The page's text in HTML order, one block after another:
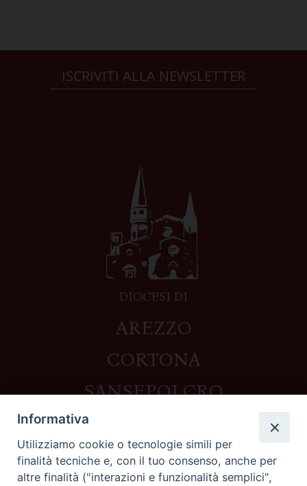
ISCRIVITI ALLA NEWSLETTER
DIOCESI DI
AREZZO
CORTONA
SANSEPOLCRO
Contatti
Piazza del Duomo,1 - 52100 Arezzo
Informativa
Utilizziamo cookie o tecnologie simili per
finalità tecniche e, con il tuo consenso, anche per
altre finalità ("interazioni e funzionalità semplici",